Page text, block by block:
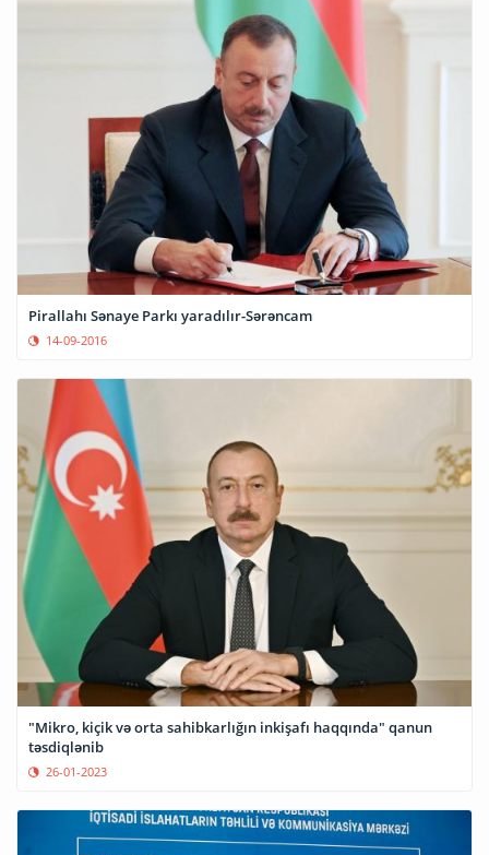
Pirallahı Sənaye Parkı yaradılır-Sərəncam
14-09-2016
"Mikro, kiçik və orta sahibkarlığın inkişafı haqqında" qanun
təsdiqlənib
26-01-2023